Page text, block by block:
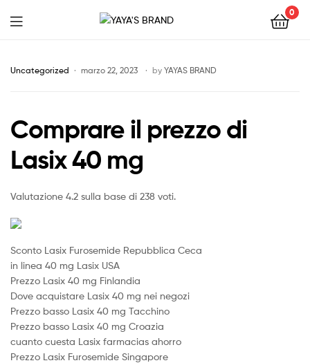
BRAND
0
Uncategorized marzo 22, 2023 by YAYAS BRAND
Comprare il prezzo di
Lasix 40 mg
Valutazione 4.2 sulla base di 238 voti.
Sconto Lasix Furosemide Repubblica Ceca
in linea 40 mg Lasix USA
Prezzo Lasix 40 mg Finlandia
Dove acquistare Lasix 40 mg nei negozi
Prezzo basso Lasix 40 mg Tacchino
Prezzo basso Lasix 40 mg Croazia
cuanto cuesta Lasix farmacias ahorro
Prezzo Lasix Furosemide Singapore